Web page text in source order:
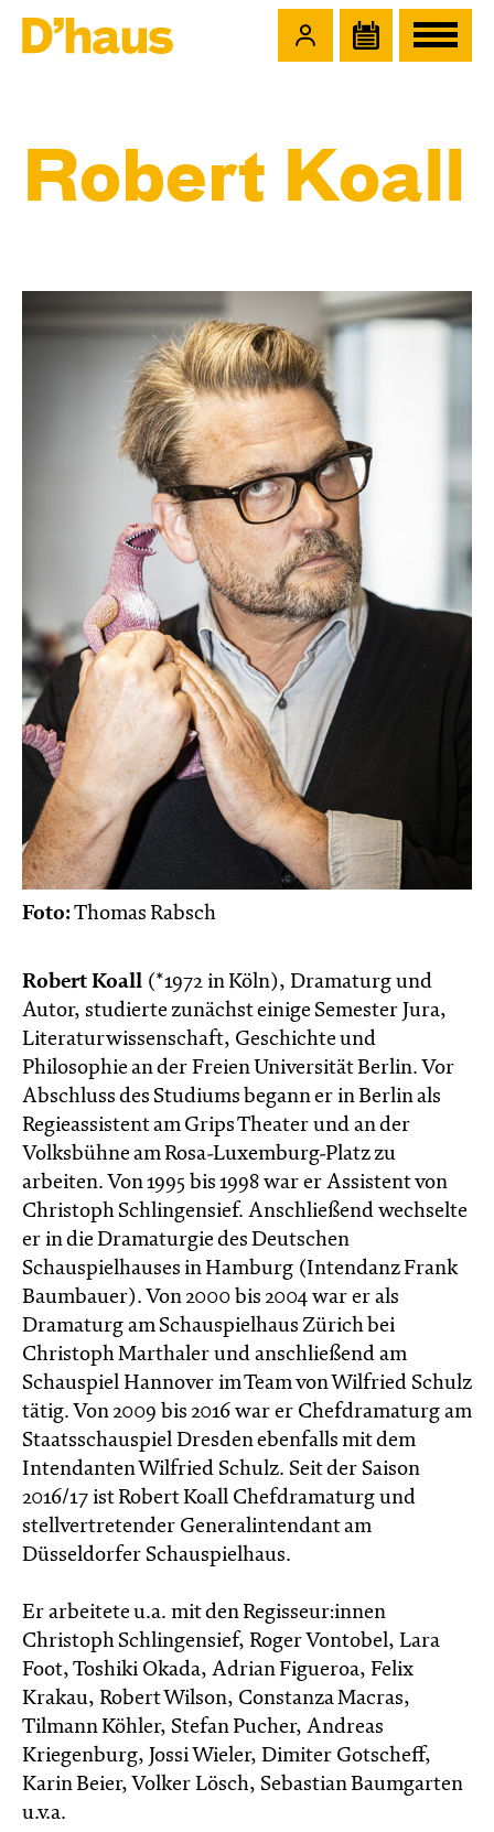
Robert Koall
Foto:Thomas Rabsch
Robert Koall (*1972 in Köln), Dramaturg und
Autor, studierte zunächst einige Semester Jura,
Literaturwissenschaft, Geschichte und
Philosophie an der Freien Universität Berlin. Vor
Abschluss des Studiums begann er in Berlin als
Regieassistent am Grips Theater und an der
Volksbühne am Rosa-Luxemburg-Platz zu
arbeiten. Von 1995 bis 1998 war er Assistent von
Christoph Schlingensief. Anschließend wechselte
er in die Dramaturgie des Deutschen
Schauspielhauses in Hamburg (Intendanz Frank
Baumbauer). Von 2000 bis 2004 war er als
Dramaturg am Schauspielhaus Zürich bei
Christoph Marthaler und anschließend am
Schauspiel Hannover im Team von Wilfried Schulz
tätig. Von 2009 bis 2016 war er Chefdramaturg am
Staatsschauspiel Dresden ebenfalls mit dem
Intendanten Wilfried Schulz. Seit der Saison
2016/17 ist Robert Koall Chefdramaturg und
stellvertretender Generalintendant am
Düsseldorfer Schauspielhaus.
Er arbeitete u.a. mit den Regisseur:innen
Christoph Schlingensief, Roger Vontobel, Lara
Foot, Toshiki Okada, Adrian Figueroa, Felix
Krakau, Robert Wilson, Constanza Macras,
Tilmann Köhler, Stefan Pucher, Andreas
Kriegenburg, Jossi Wieler, Dimiter Gotscheff,
Karin Beier, Volker Lösch, Sebastian Baumgarten
u.v.a.